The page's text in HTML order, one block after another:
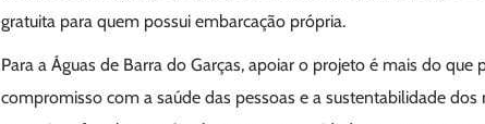
gratuita para quem possui embarcação própria.
Para a Águas de Barra do Garças, apoiar o projeto é mais do
compromisso com a saúde das pessoas e a sustentabilidade dos